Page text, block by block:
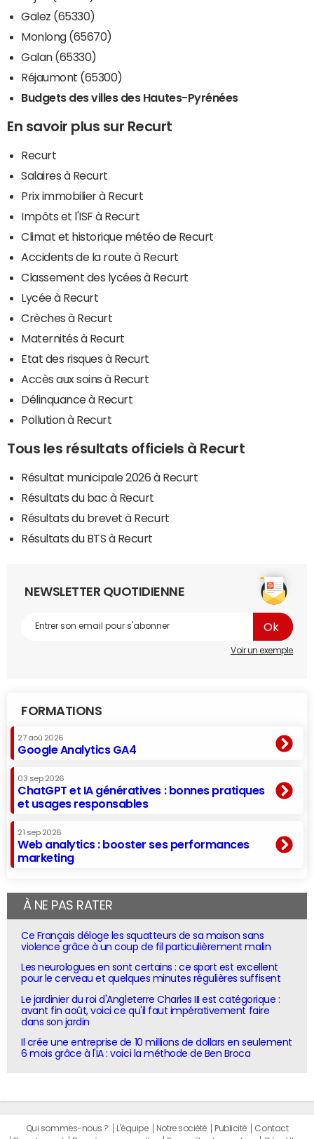
Galez (65330)
Monlong (65670)
Galan (65330)
Réjaumont (65300)
Budgets des villes des Hautes-Pyrénées
En savoir plus sur Recurt
Recurt
Salaires à Recurt
Prix immobilier à Recurt
Impôts et l'ISF à Recurt
Climat et historique météo de Recurt
Accidents de la route à Recurt
Classement des lycées à Recurt
Lycée à Recurt
Crèches à Recurt
Maternités à Recurt
Etat des risques à Recurt
Accès aux soins à Recurt
Délinquance à Recurt
Pollution à Recurt
Tous les résultats officiels à Recurt
Résultat municipale 2026 à Recurt
Résultats du bac à Recurt
Résultats du brevet à Recurt
Résultats du BTS à Recurt
NEWSLETTER QUOTIDIENNE
Voir un exemple
FORMATIONS
27 aoû 2026
Google Analytics GA4
03 sep 2026
ChatGPT et IA génératives : bonnes pratiques
et usages responsables
21 sep 2026
Web analytics : booster ses performances
marketing
À NE PAS RATER
Ce Français déloge les squatteurs de sa maison sans
violence grâce à un coup de fil particulièrement malin
Les neurologues en sont certains : ce sport est excellent
pour le cerveau et quelques minutes régulières suffisent
Le jardinier du roi d'Angleterre Charles III est catégorique :
avant fin août, voici ce qu'il faut impérativement faire
dans son jardin
Il crée une entreprise de 10 millions de dollars en seulement
6 mois grâce à l'IA : voici la méthode de Ben Broca
Qui sommes-nous ? L'équipe Notre société Publicité
Contact